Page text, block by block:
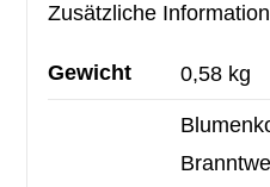
Zusätzliche
Gewicht 0,58 kg